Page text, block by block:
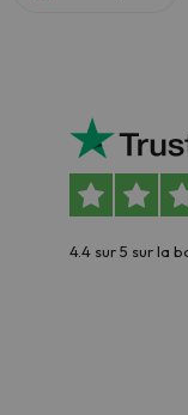
4.4 sur 5 sur la